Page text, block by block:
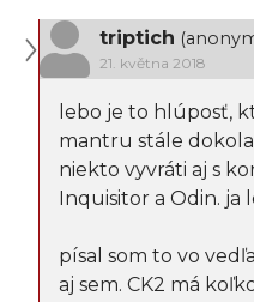
triptich
21. května 2018
lebo je to hlúposť,
mantru stále
niekto vyvráti aj s
Inquisitor a Odin. ja
písal som to vo
aj sem. CK2 má